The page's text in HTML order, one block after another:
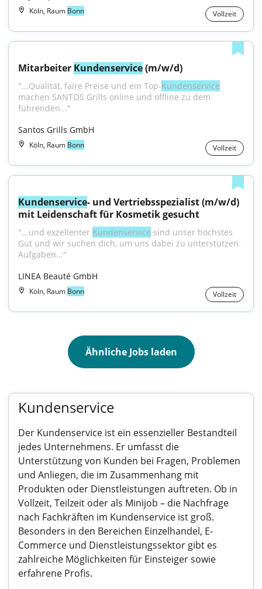
Köln, Raum Bonn Vollzeit
Mitarbeiter Kundenservice (m/w/d)
"...Qualität, faire Preise und ein Top-Kundenservice
machen SANTOS Grills online und offline zu dem
führenden..."
Santos Grills GmbH
Köln, Raum Bonn Vollzeit
Kundenservice- und Vertriebsspezialist (m/w/d)
mit Leidenschaft für Kosmetik gesucht
"...und exzellenter Kundenservice sind unser höchstes
Gut und wir suchen dich, um uns dabei zu unterstützen.
Aufgaben..."
LINEA Beauté GmbH
Köln, Raum Bonn Vollzeit
Ähnliche Jobs laden
Kundenservice
Der Kundenservice ist ein essenzieller Bestandteil
jedes Unternehmens. Er umfasst die
Unterstützung von Kunden bei Fragen, Problemen
und Anliegen, die im Zusammenhang mit
Produkten oder Dienstleistungen auftreten. Ob in
Vollzeit, Teilzeit oder als Minijob – die Nachfrage
nach Fachkräften im Kundenservice ist groß.
Besonders in den Bereichen Einzelhandel, E-
Commerce und Dienstleistungssektor gibt es
zahlreiche Möglichkeiten für Einsteiger sowie
erfahrene Profis.